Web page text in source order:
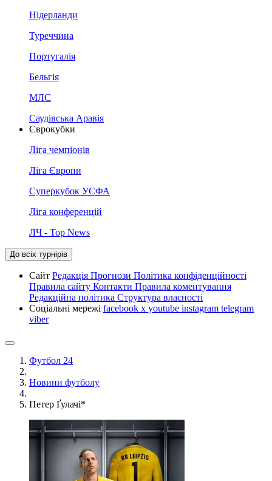
Нідерланди
Туреччина
Португалія
Бельгія
МЛС
Саудівська Аравія
Єврокубки
Ліга чемпіонів
Ліга Європи
Суперкубок УЄФА
Ліга конференцій
ЛЧ - Top News
До всіх турнірів
Сайт Редакція Прогнози Політика конфіденційності
Правила сайту Контакти Правила коментування
Редакційна політика Структура власності
Соціальні мережі facebook x youtube instagram telegram
viber
Футбол 24
Новини футболу
Петер Ґулачі*